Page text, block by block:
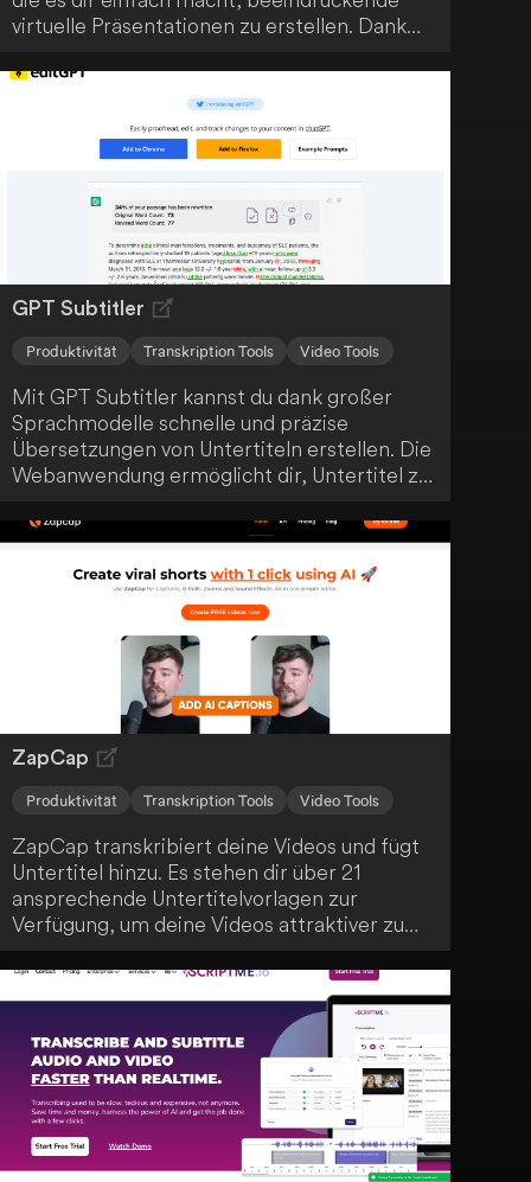
virtuelle Präsentationen zu erstellen. Dank
deine Botschaft sicher bei deinem Publikum
GPT Subtitler
Produktivität Transkription Tools Video Tools
Mit GPT Subtitler kannst du dank großer
Sprachmodelle schnelle und präzise
Übersetzungen von Untertiteln erstellen. Die
Webanwendung ermöglicht dir, Untertitel zu
optimierst du deinen Arbeitsablauf durch
ZapCap
Produktivität Transkription Tools Video Tools
ZapCap transkribiert deine Videos und fügt
Untertitel hinzu. Es stehen dir über 21
ansprechende Untertitelvorlagen zur
Verfügung, um deine Videos attraktiver zu
gestalten. Die Anwendung verbessert die
Benutzerfreundlichkeit und das Engagement
deiner Zuschauer.